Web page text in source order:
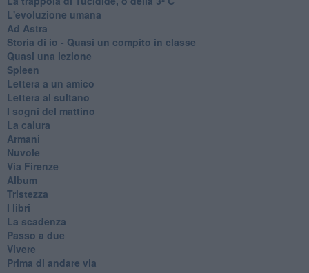
L'evoluzione umana
Ad Astra
Storia di io - Quasi un compito in classe
Quasi una lezione
Spleen
Lettera a un amico
Lettera al sultano
I sogni del mattino
La calura
Armani
Nuvole
Via Firenze
Album
Tristezza
I libri
La scadenza
Passo a due
Vivere
Prima di andare via